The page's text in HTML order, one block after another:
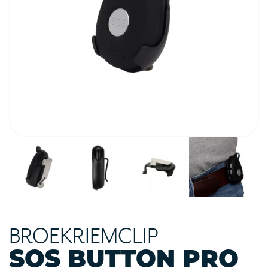
BROEKRIEMCLIP
SOS BUTTON PRO